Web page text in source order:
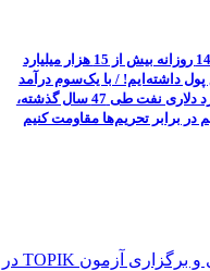
در سال 1404 روزانه بیش از 15 هزار میلیارد
داشته‌ایم! / با یک‌سوم درآمد
1800 میلیارد دلاری نفت طی 47 سال گذشته،
در برابر تحریم‌ها مقاومت کنیم
رایزنی برای راه‌اندازی رشته زبان کره‌ای و برگزاری آزمون TOPIK در